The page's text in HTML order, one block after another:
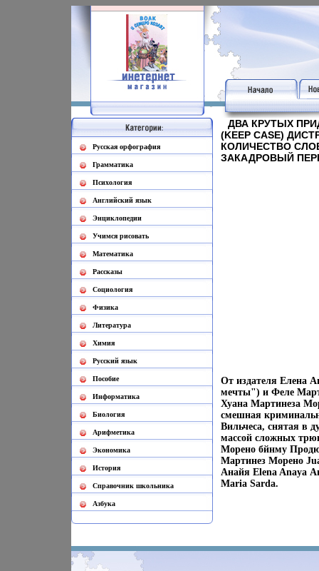
Русская орфография
Грамматика
Психология
Английский язык
Энциклопедии
Учимся рисовать
Математика
Рассказы
Социология
Физика
Литература
Химия
Русский язык
Пособие
Информатика
Биология
Арифметика
Экономика
История
Cправочник школьника
Азбука
ДВА КРУТЫХ
(KEEP CASE)
КОЛИЧЕСТВО
ЗАКАДРОВЫЙ
От издателя Елена
мечты") и Феле
Хуана Мартинеза
смешная
Вильчеса, снятая в
массой сложных
Морено бйнму
Мартинез Морено
Анайя Elena Anaya
Maria Sarda.